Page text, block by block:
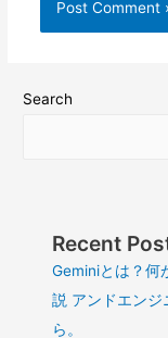
Search
Recent
Geminiとは？何
説 アンドエンジ
ら。